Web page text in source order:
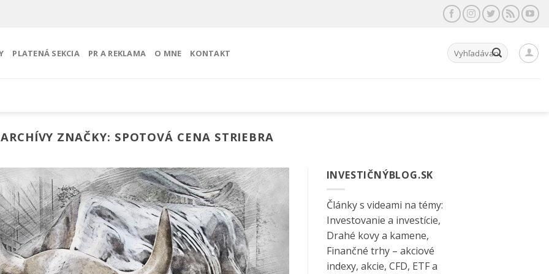
PLATENÁ SEKCIA PR A REKLAMA O MNE KONTAKT Hľadať:
ARCHÍVY ZNAČKY: SPOTOVÁ CENA STRIEBRA
INVESTIČNÝBLOG.SK
Články s videami na témy:
Investovanie a investície,
Drahé kovy a kamene,
Finančné trhy – akciové
indexy, akcie, CFD, ETF a